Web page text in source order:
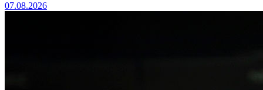
07.08.2026